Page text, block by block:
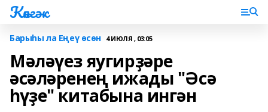
Көнгәк
Барыһы ла Еңеү өсөн 4 ИЮЛЯ , 03:05
Мәләүез яугирҙәре
әсәләренең ижады "Әсә
һүҙе" китабына ингән